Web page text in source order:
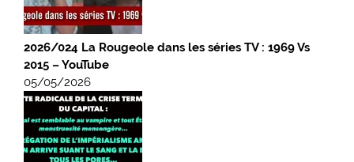
2026/024 La Rougeole dans les séries TV : 1969 Vs
2015 – YouTube
05/05/2026